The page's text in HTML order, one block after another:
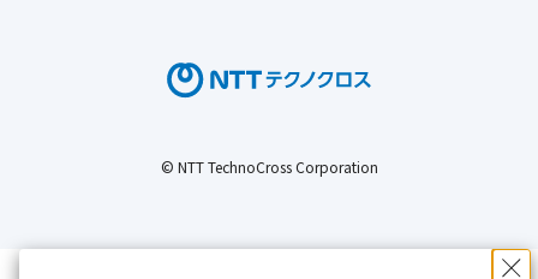
© NTT TechnoCross Corporation